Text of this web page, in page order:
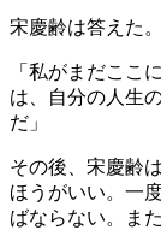
宋慶齢は答えた。
「私がまだこ
は、自分の人生
だ」
その後、宋慶齢
ほうがいい。一
ばならない。ま